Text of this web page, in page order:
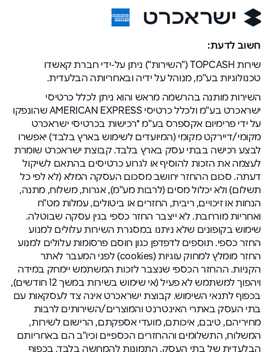
חשוב לדעת:
שירות TOPCASH ("השירות") ניתן על-ידי חברת קאשדו
טכנולוגיות בע"מ, מנוהל על ידיה ובאחריותה הבלעדית.
השירות מותנה בהרשמה מראש והוא ניתן לכלל כרטיסי
ישראכרט בע"מ ולכלל כרטיסי AMERICAN EXPRESS שהונפקו
על ידי פרימיום אקספרס בע"מ *רכישות בכרטיסי ישראכרט
מקומי/דיירקט מקומי (המיועדים לשימוש בארץ בלבד) יאפשרו
לבצע רכישה בבתי עסק בארץ בלבד. קבוצת ישראכרט שומרת
לעצמה את הזכות להוסיף או לגרוע כרטיסים בהתאם לשיקול
דעתה. סכום ההחזר יחושב מסכום העסקה המלא (לא לפי כל
תשלום) ולא יכלול מסים (לרבות מע"מ), אגרות, משלוח, מתנה,
הנחות או זיכויים, ריבית, החזרים או ביטולים, עמלות מט"ח
ואחריות מורחבת. לא ייצבר החזר כספי בגין עסקה שבוטלה.
שימוש בקופונים שלא ניתנו במסגרת השירות עלולים למנוע
החזר כספי. תוספים לדפדפן כגון חוסם פרסומות עלולים למנוע
החזר מומלץ למחוק עוגיות (cookies) לפני המעבר לאתר
הקניות. ההחזר הכספי שנצבר לזכות המשתמש יימחק במידה
ויהפוך למשתמש לא פעיל (אי שימוש בשירות במשך 12 חודשים),
בכפוף לתנאי השימוש. קבוצת ישראכרט אינה צד לעסקאות עם
בתי העסק באתרי האינטרנט והמוצרים/השירותים לרבות
מחיריהם, טיבם, איכותם, מועדי אספקתם, הרישום לשירות,
המשלוח, התשלומים וההחזרים הכספיים וכיו"ב הם באחריותם
הבלעדית של בתי העסק. התמונות להמחשה בלבד. בכפוף